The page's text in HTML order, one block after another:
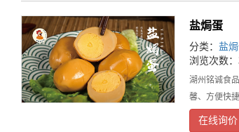
盐焗蛋
分类： 盐
浏览次数：
湖州铭诚食
馨、方便快
在线询价